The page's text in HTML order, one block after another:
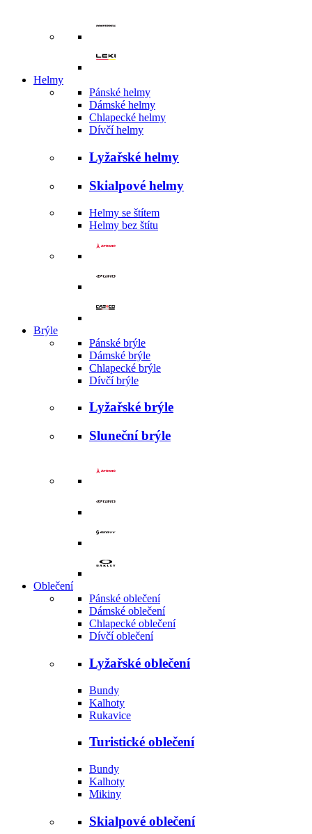
Helmy
Pánské helmy
Dámské helmy
Chlapecké helmy
Dívčí helmy
Lyžařské helmy
Skialpové helmy
Helmy se štítem
Helmy bez štítu
Brýle
Pánské brýle
Dámské brýle
Chlapecké brýle
Dívčí brýle
Lyžařské brýle
Sluneční brýle
Oblečení
Pánské oblečení
Dámské oblečení
Chlapecké oblečení
Dívčí oblečení
Lyžařské oblečení
Bundy
Kalhoty
Rukavice
Turistické oblečení
Bundy
Kalhoty
Mikiny
Skialpové oblečení